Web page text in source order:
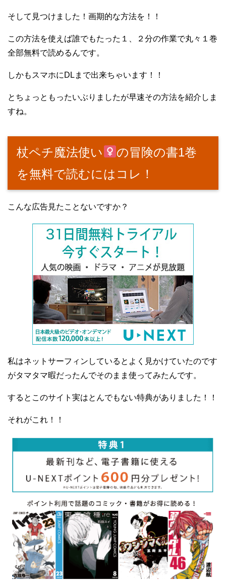
そして見つけました！画期的な方法を！！
この方法を使えば誰でもたった１、２分の作業で丸々１巻
全部無料で読めるんです。
しかもスマホにDLまで出来ちゃいます！！
とちょっともったいぶりましたが早速その方法を紹介しま
すね。
杖ペチ魔法使い
の冒険の書1巻
を無料で読むにはコレ！
こんな広告見たことないですか？
私はネットサーフィンしているとよく見かけていたのです
がタマタマ暇だったんでそのまま使ってみたんです。
するとこのサイト実はとんでもない特典がありました！！
それがこれ！！